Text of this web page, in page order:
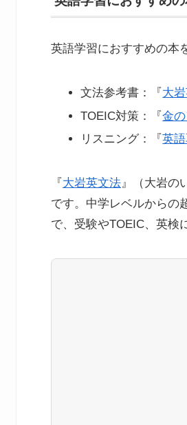
英語学習におすすめの本
文法参考書：『 大
TOEIC対策：『金
リスニング：『英
『 大岩英文法』（大岩の
です。中学レベルからの
で、受験やTOEIC、英検